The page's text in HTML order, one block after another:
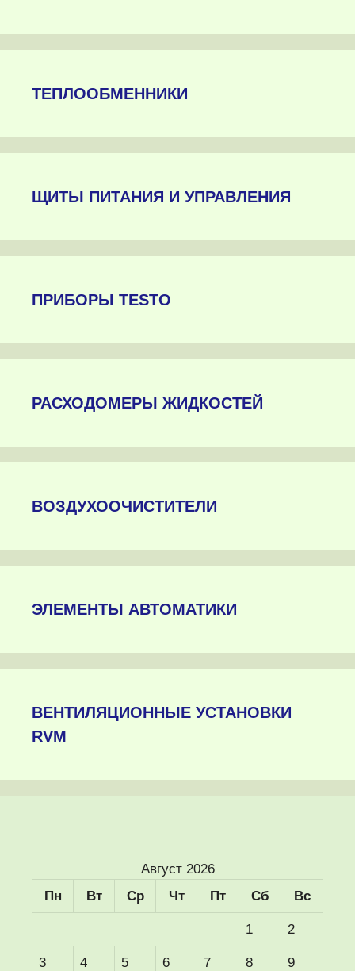
ТЕПЛООБМЕННИКИ
ЩИТЫ ПИТАНИЯ И УПРАВЛЕНИЯ
ПРИБОРЫ TESTO
РАСХОДОМЕРЫ ЖИДКОСТЕЙ
ВОЗДУХООЧИСТИТЕЛИ
ЭЛЕМЕНТЫ АВТОМАТИКИ
ВЕНТИЛЯЦИОННЫЕ УСТАНОВКИ
RVM
Август 2026
Пн
Вт Ср Чт Пт Сб Вс
1 2
3 4 5 6 7 8 9